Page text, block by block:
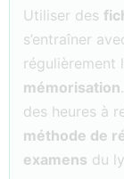
Utiliser des
s’entraîner
régulièrement
mémorisation
des heures à
méthode de
examens du